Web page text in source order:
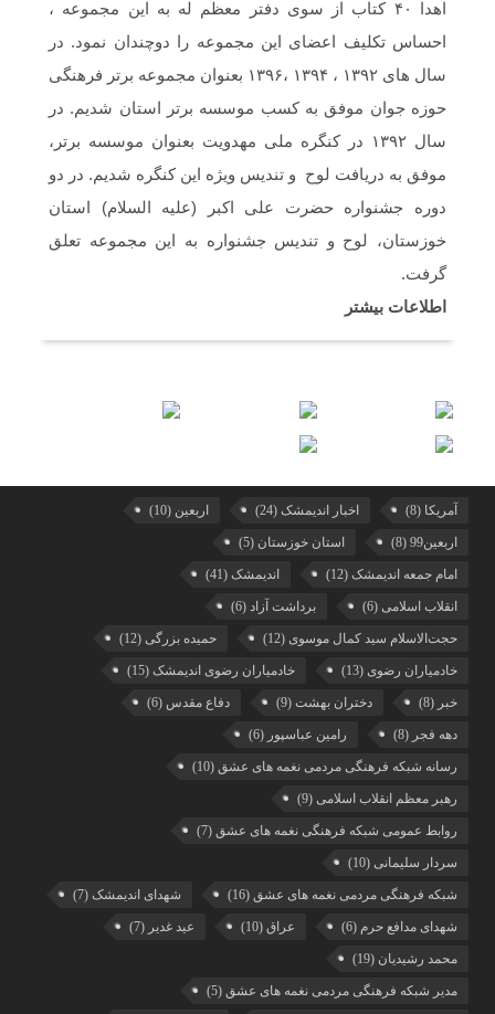
اهدا ۴۰ کتاب از سوی دفتر معظم له به این مجموعه ،
احساس تکلیف اعضای این مجموعه را دوچندان نمود. در
سال های ۱۳۹۲ ، ۱۳۹۴ ،۱۳۹۶ بعنوان مجموعه برتر فرهنگی
حوزه جوان موفق به کسب موسسه برتر استان شدیم. در
سال ۱۳۹۲ در کنگره ملی مهدویت بعنوان موسسه برتر،
موفق به دریافت لوح و تندیس ویژه این کنگره شدیم. در دو
دوره جشنواره حضرت علی اکبر (علیه السلام) استان
خوزستان، لوح و تندیس جشنواره به این مجموعه تعلق
گرفت.
اطلاعات بیشتر
آمریکا (8) اخبار اندیمشک (24) اربعین (10)
اربعین99 (8) استان خوزستان (5)
امام جمعه اندیمشک (12) اندیمشک (41)
انقلاب اسلامی (6) برداشت آزاد (6)
حجت‌الاسلام سید کمال موسوی (12) حمیده بزرگی (12)
خادمیاران رضوی (13) خادمیاران رضوی اندیمشک (15)
خبر (8) دختران بهشت (9) دفاع مقدس (6)
دهه فجر (8) رامین عباسپور (6)
رسانه شبکه فرهنگی مردمی نغمه های عشق (10)
رهبر معظم انقلاب اسلامی (9)
روابط عمومی شبکه فرهنگی نغمه های عشق (7)
سردار سلیمانی (10)
شبکه فرهنگی مردمی نغمه های عشق (16) شهدای اندیمشک (7)
شهدای مدافع حرم (6) عراق (10) عید غدیر (7)
محمد رشیدیان (19)
مدیر شبکه فرهنگی مردمی نغمه های عشق (5)